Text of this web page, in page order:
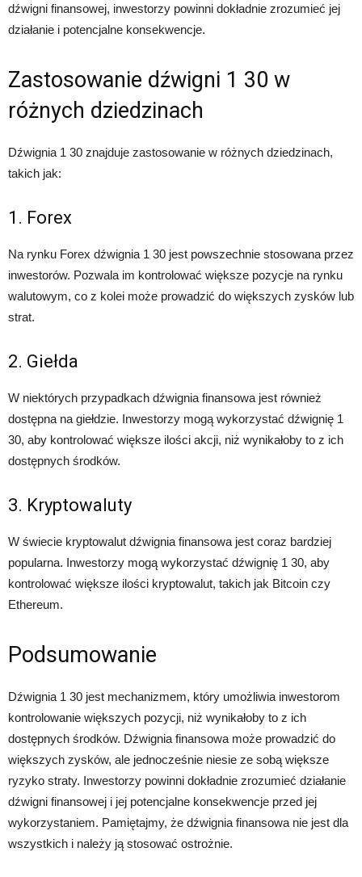
dźwigni finansowej, inwestorzy powinni dokładnie zrozumieć jej
działanie i potencjalne konsekwencje.
Zastosowanie dźwigni 1 30 w
różnych dziedzinach
Dźwignia 1 30 znajduje zastosowanie w różnych dziedzinach,
takich jak:
1. Forex
Na rynku Forex dźwignia 1 30 jest powszechnie stosowana przez
inwestorów. Pozwala im kontrolować większe pozycje na rynku
walutowym, co z kolei może prowadzić do większych zysków lub
strat.
2. Giełda
W niektórych przypadkach dźwignia finansowa jest również
dostępna na giełdzie. Inwestorzy mogą wykorzystać dźwignię 1
30, aby kontrolować większe ilości akcji, niż wynikałoby to z ich
dostępnych środków.
3. Kryptowaluty
W świecie kryptowalut dźwignia finansowa jest coraz bardziej
popularna. Inwestorzy mogą wykorzystać dźwignię 1 30, aby
kontrolować większe ilości kryptowalut, takich jak Bitcoin czy
Ethereum.
Podsumowanie
Dźwignia 1 30 jest mechanizmem, który umożliwia inwestorom
kontrolowanie większych pozycji, niż wynikałoby to z ich
dostępnych środków. Dźwignia finansowa może prowadzić do
większych zysków, ale jednocześnie niesie ze sobą większe
ryzyko straty. Inwestorzy powinni dokładnie zrozumieć działanie
dźwigni finansowej i jej potencjalne konsekwencje przed jej
wykorzystaniem. Pamiętajmy, że dźwignia finansowa nie jest dla
wszystkich i należy ją stosować ostrożnie.